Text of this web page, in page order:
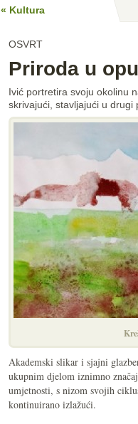
« Kultura
OSVRT
Priroda u
Ivić portretira svoju okolinu
skrivajući, stavljajući u drugi
Akademski slikar i sjajni
ukupnim djelom iznimno
umjetnosti, s nizom svojih
kontinuirano izlažući.